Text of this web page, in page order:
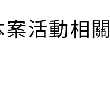
活動相